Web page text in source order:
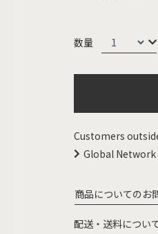
Customers
Global Network
商品についてのお
配送・送料につい